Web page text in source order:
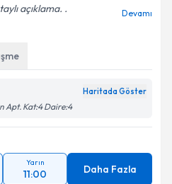
ilişkin
Aydınlatma
Talebini Gönder
açıklama. .
Devamı
Haritada Göster
Apt. Kat:4 Daire:4
Yarın
11:00 Daha Fazla